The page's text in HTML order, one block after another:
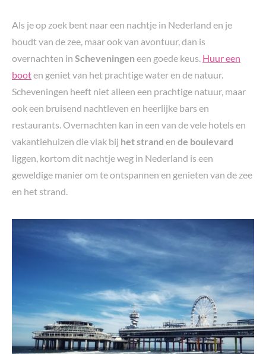
Als je op zoek bent naar een nachtje in Nederland en je
houdt van de zee, maar ook van avontuur, dan is
overnachten in Scheveningen een goede keus. Huur een
booten geniet van het prachtige water en de natuur.
Scheveningen heeft niet alleen een prachtige natuur, maar
ook een bruisend nachtleven en heerlijke bars en
restaurants. Overnachten kan in een van de vele hotels en
vakantiehuizen die vlak bij het strand en de boulevard
liggen, kortom dit nachtje weg in Nederland is een
geweldige manier om te ontspannen en genieten van de zee
en het strand.